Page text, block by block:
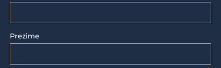
Prezime